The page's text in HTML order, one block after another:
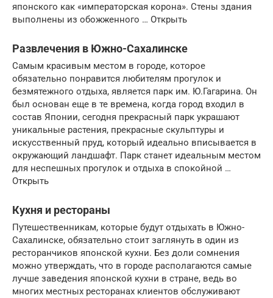
японского как «императорская корона». Стены здания
выполнены из обожженного … Открыть
Развлечения в Южно-Сахалинске
Самым красивым местом в городе, которое
обязательно понравится любителям прогулок и
безмятежного отдыха, является парк им. Ю.Гагарина. Он
был основан еще в те времена, когда город входил в
состав Японии, сегодня прекрасный парк украшают
уникальные растения, прекрасные скульптуры и
искусственный пруд, который идеально вписывается в
окружающий ландшафт. Парк станет идеальным местом
для неспешных прогулок и отдыха в спокойной …
Открыть
Кухня и рестораны
Путешественникам, которые будут отдыхать в Южно-
Сахалинске, обязательно стоит заглянуть в один из
ресторанчиков японской кухни. Без доли сомнения
можно утверждать, что в городе располагаются самые
лучше заведения японской кухни в стране, ведь во
многих местных ресторанах клиентов обслуживают